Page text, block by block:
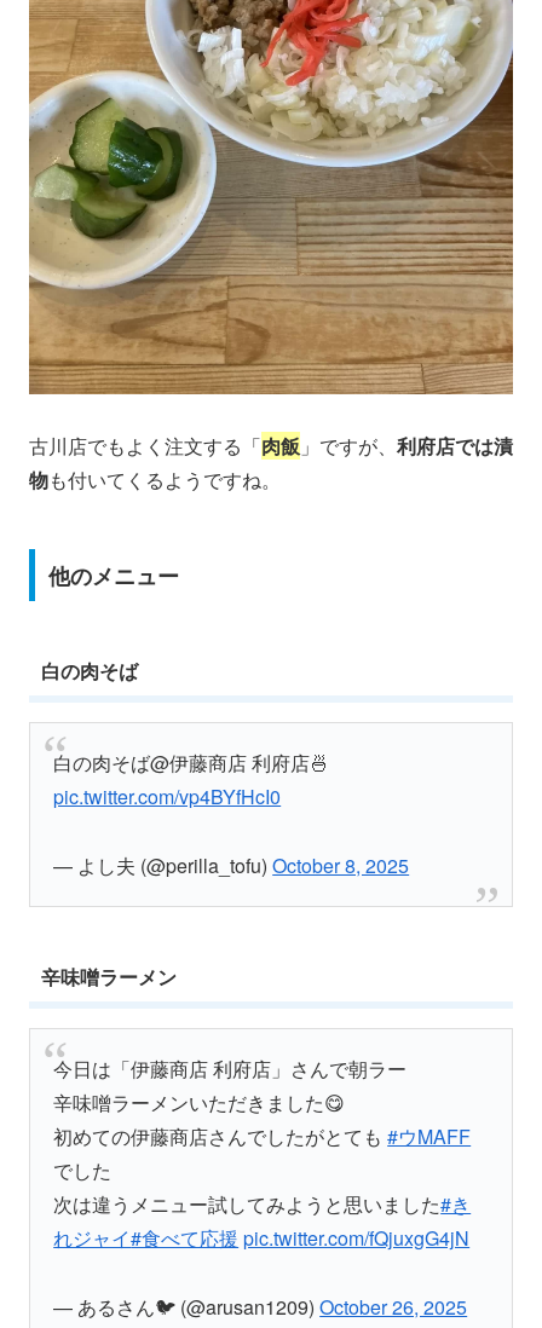
古川店でもよく注文する「肉飯 」ですが、 利府店では漬
物も付いてくるようですね。
他のメニュー
白の肉そば
白の肉そば@伊藤商店 利府店🍜
pic.twitter.com/vp4BYfHcI0
— よし夫 (@perilla_tofu)October 8, 2025
辛味噌ラーメン
今日は「伊藤商店 利府店」さんで朝ラー
辛味噌ラーメンいただきました😋
初めての伊藤商店さんでしたがとても#ウMAFF
でした
次は違うメニュー試してみようと思いました#き
れジャイ#食べて応援 pic.twitter.com/fQjuxgG4jN
— あるさん🐦 (@arusan1209)October 26, 2025